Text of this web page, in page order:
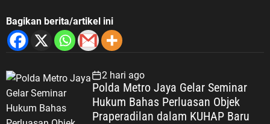
Bagikan berita/artikel ini
2 hari ago
Polda Metro Jaya Gelar Seminar
Hukum Bahas Perluasan Objek
Praperadilan dalam KUHAP Baru